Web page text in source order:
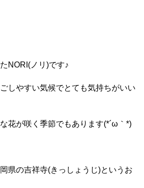
NORI(ノリ)です♪
しやすい気候でとても気持ちがいい
花が咲く季節でもあります(*´ω｀*)
県の吉祥寺(きっしょうじ)というお